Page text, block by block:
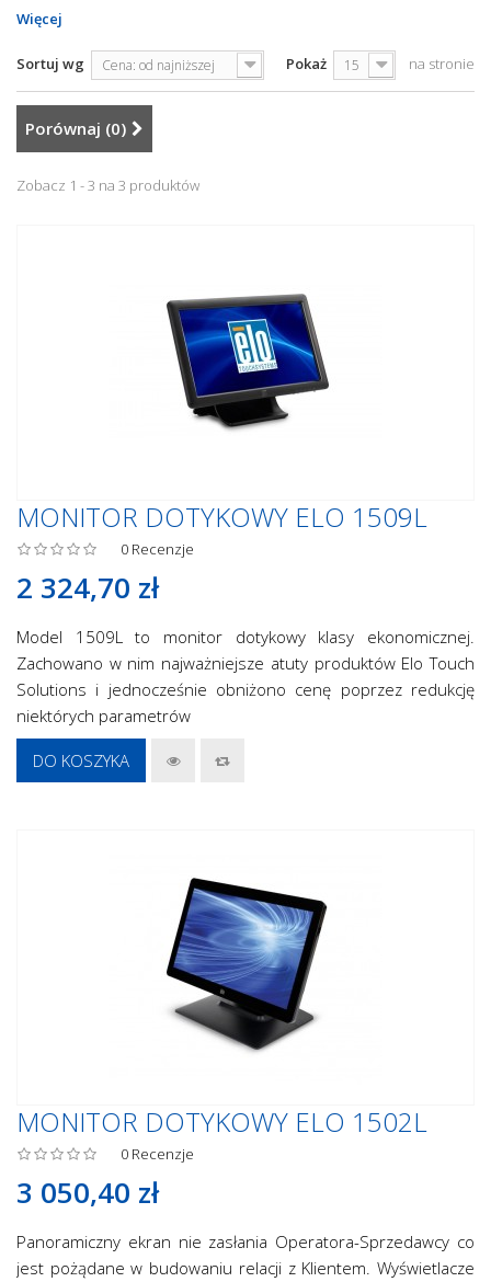
Więcej
Sortuj wg Cena: od najniższej Pokaż 15 na stronie
Porównaj (0)
Zobacz 1 - 3 na 3 produktów
MONITOR DOTYKOWY ELO 1509L
0 Recenzje
2 324,70 zł
Model 1509L to monitor dotykowy klasy ekonomicznej.
Zachowano w nim najważniejsze atuty produktów Elo Touch
Solutions i jednocześnie obniżono cenę poprzez redukcję
niektórych parametrów
DO KOSZYKA
MONITOR DOTYKOWY ELO 1502L
0 Recenzje
3 050,40 zł
Panoramiczny ekran nie zasłania Operatora-Sprzedawcy co
jest pożądane w budowaniu relacji z Klientem. Wyświetlacze